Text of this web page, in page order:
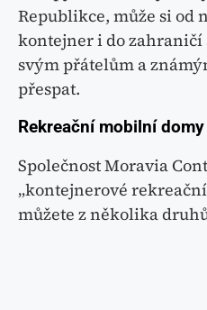
Republikce, může si od
kontejner i do
svým přátelům a
přespat.
Rekreační mobilní domy
Společnost Moravia
„kontejnerové
můžete z několika